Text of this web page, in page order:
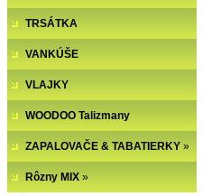
TRSÁTKA
VANKÚŠE
VLAJKY
WOODOO Talizmany
ZAPALOVAČE & TABATIERKY »
Rôzny MIX »